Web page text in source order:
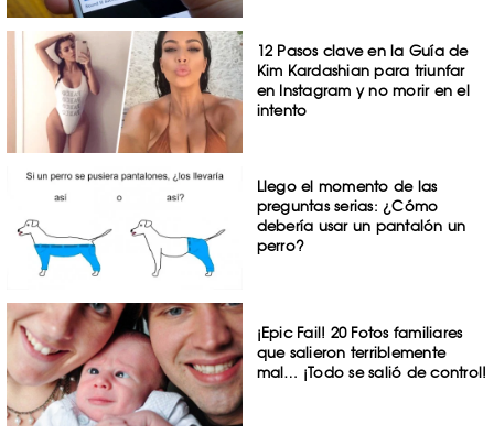
12 Pasos clave en la Guía de
Kim Kardashian para triunfar
en Instagram y no morir en el
intento
Llego el momento de las
preguntas serias: ¿Cómo
debería usar un pantalón un
perro?
¡Epic Fail! 20 Fotos familiares
que salieron terriblemente
mal… ¡Todo se salió de control!